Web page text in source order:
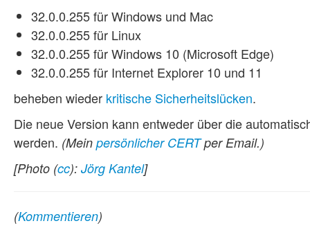
32.0.0.255 für Windows und Mac
32.0.0.255 für Linux
32.0.0.255 für Windows 10 (Microsoft Edge)
32.0.0.255 für Internet Explorer 10 und 11
beheben wieder kritische Sicherheitslücken.
Die neue Version kann entweder über die
werden. (Mein persönlicher CERTper Email.)
[Photo (cc): Jörg Kantel]
(Kommentieren)